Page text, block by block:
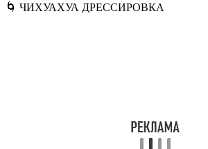
🌀 ЧИХУАХУА ДРЕССИРОВКА